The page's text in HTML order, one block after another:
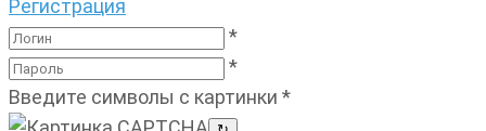
Регистрация
*
*
Введите символы с картинки *